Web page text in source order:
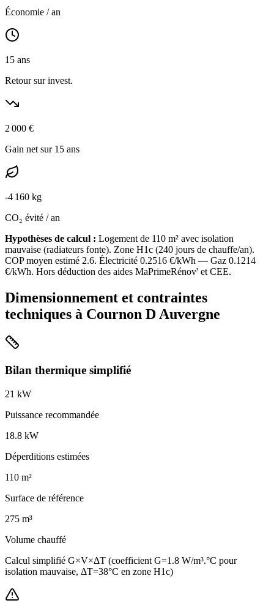
Économie / an
15 ans
Retour sur invest.
2 000 €
Gain net sur 15 ans
-4 160 kg
CO₂ évité / an
Hypothèses de calcul : Logement de 110 m² avec isolation
mauvaise (radiateurs fonte). Zone H1c (240 jours de chauffe/an).
COP moyen estimé 2.6. Électricité 0.2516 €/kWh — Gaz 0.1214
€/kWh. Hors déduction des aides MaPrimeRénov' et CEE.
Dimensionnement et contraintes
techniques à Cournon D Auvergne
Bilan thermique simplifié
21 kW
Puissance recommandée
18.8 kW
Déperditions estimées
110 m²
Surface de référence
275 m³
Volume chauffé
Calcul simplifié G×V×ΔT (coefficient G=1.8 W/m³.°C pour
isolation mauvaise, ΔT=38°C en zone H1c)